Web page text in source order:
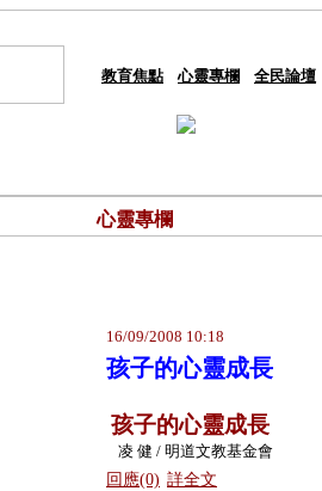
教育焦點 心靈專欄 全民論壇
心靈專欄
16/09/2008 10:18
孩子的心靈成長
孩子的心靈成長
凌 健 / 明道文教基金會
回應(0) 詳全文